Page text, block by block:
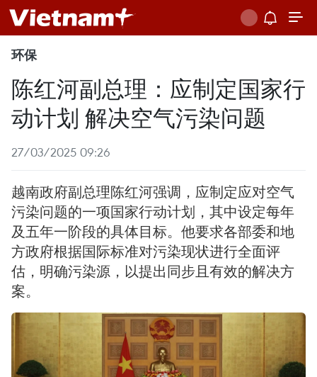
环保
陈红河副总理：应制定国家行
动计划 解决空气污染问题
27/03/2025 09:26
越南政府副总理陈红河强调，应制定应对空气
污染问题的一项国家行动计划，其中设定每年
及五年一阶段的具体目标。他要求各部委和地
方政府根据国际标准对污染现状进行全面评
估，明确污染源，以提出同步且有效的解决方
案。